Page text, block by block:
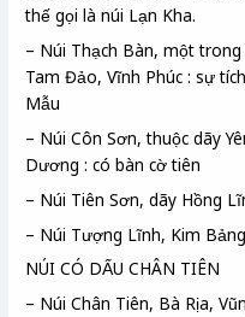
thế gọi là núi Lạn Kha.
– Núi Thạch Bàn, một
Tam Đảo, Vĩnh Phúc : sự
Mẫu
– Núi Côn Sơn, thuộc dãy
Dương : có bàn cờ tiên
– Núi Tiên Sơn, dãy Hồng
– Núi Tượng Lĩnh, Kim
NÚI CÓ DẤU CHÂN TIÊN
– Núi Chân Tiên, Bà Rịa,